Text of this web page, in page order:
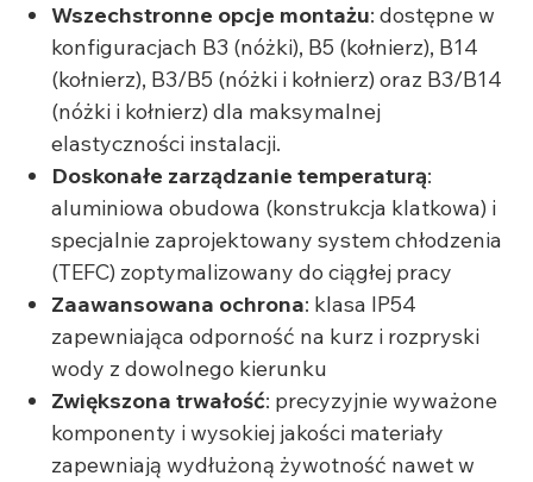
Wszechstronne opcje montażu: dostępne w
konfiguracjach B3 (nóżki), B5 (kołnierz), B14
(kołnierz), B3/B5 (nóżki i kołnierz) oraz B3/B14
(nóżki i kołnierz) dla maksymalnej
elastyczności instalacji.
Doskonałe zarządzanie temperaturą:
aluminiowa obudowa (konstrukcja klatkowa) i
specjalnie zaprojektowany system chłodzenia
(TEFC) zoptymalizowany do ciągłej pracy
Zaawansowana ochrona: klasa IP54
zapewniająca odporność na kurz i rozpryski
wody z dowolnego kierunku
Zwiększona trwałość: precyzyjnie wyważone
komponenty i wysokiej jakości materiały
zapewniają wydłużoną żywotność nawet w